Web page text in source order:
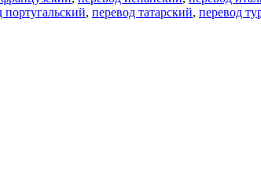
португальский, перевод татарский, перевод